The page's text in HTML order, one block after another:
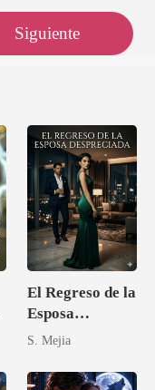
Siguiente
El Regreso de la
Esposa
Despreciada
S. Mejia